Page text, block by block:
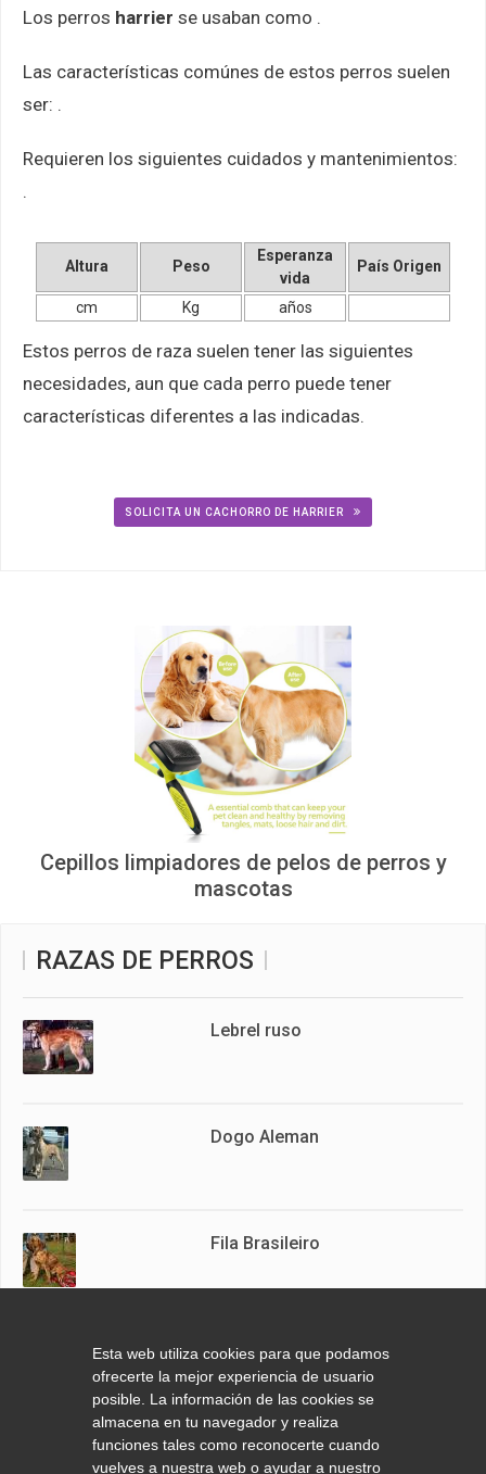
Los perros harrier se usaban como .
Las características comúnes de estos perros suelen
ser: .
Requieren los siguientes cuidados y mantenimientos:
.
Altura Peso
Esperanza
vida
País Origen
cm Kg años
Estos perros de raza suelen tener las siguientes
necesidades, aun que cada perro puede tener
características diferentes a las indicadas.
SOLICITA UN CACHORRO DE HARRIER
Cepillos limpiadores de pelos de perros y
mascotas
RAZAS DE PERROS
Lebrel ruso
Dogo Aleman
Fila Brasileiro
Pomerania
Scottish Terrier
Esta web utiliza cookies para que podamos
ofrecerte la mejor experiencia de usuario
posible. La información de las cookies se
almacena en tu navegador y realiza
funciones tales como reconocerte cuando
vuelves a nuestra web o ayudar a nuestro